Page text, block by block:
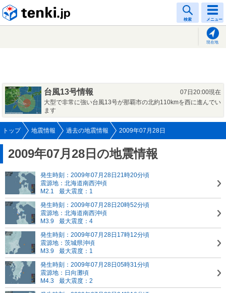
検索 メニュー
現在地
台風13号情報
07日20:00現在
大型で非常に強い台風13号が那覇市の北約110kmを西に進んでい
ます
トップ 地震情報 過去の地震情報 2009年07月28日
2009年07月28日の地震情報
発生時刻：2009年07月28日21時20分頃
震源地：北海道南西沖頃
M2.1
最大震度：1
発生時刻：2009年07月28日20時52分頃
震源地：北海道南西沖頃
M3.9
最大震度：4
発生時刻：2009年07月28日17時12分頃
震源地：茨城県沖頃
M3.9
最大震度：1
発生時刻：2009年07月28日05時31分頃
震源地：日向灘頃
M4.3
最大震度：2